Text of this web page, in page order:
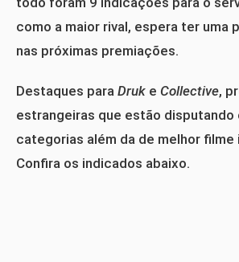
como a maior rival, espera ter uma
nas próximas premiações.
Destaques para Druk e Collective,
estrangeiras que estão disputando
categorias além da de melhor filme
Confira os indicados abaixo.